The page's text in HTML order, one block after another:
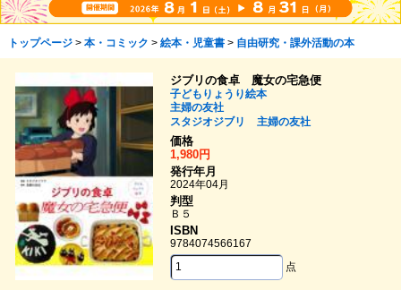
トップページ> 本・コミック > 絵本・児童書> 自由研究・課外活動の本
ジブリの食卓 魔女の宅急便
子どもりょうり絵本
主婦の友社
スタジオジブリ
主婦の友社
価格
1,980円
発行年月
2024年04月
判型
Ｂ５
ISBN
9784074566167
点